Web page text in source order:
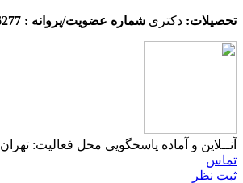
تحصیلات: دکتری شماره عضویت/پروانه : 1886277
آنــلاین و آماده پاسخگویی محل فعالیت: تهران
تماس
ثبت نظر